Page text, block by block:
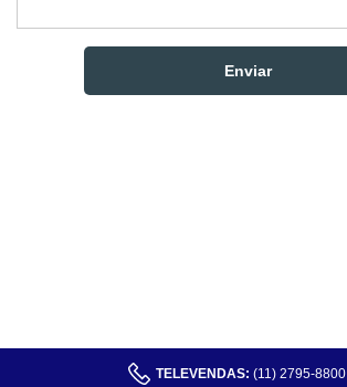
TELEVENDAS: (11) 2795-8800